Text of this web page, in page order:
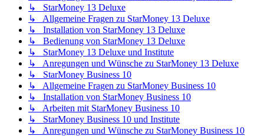
↳ StarMoney 13 Deluxe
↳ Allgemeine Fragen zu StarMoney 13 Deluxe
↳ Installation von StarMoney 13 Deluxe
↳ Bedienung von StarMoney 13 Deluxe
↳ StarMoney 13 Deluxe und Institute
↳ Anregungen und Wünsche zu StarMoney 13 Deluxe
↳ StarMoney Business 10
↳ Allgemeine Fragen zu StarMoney Business 10
↳ Installation von StarMoney Business 10
↳ Arbeiten mit StarMoney Business 10
↳ StarMoney Business 10 und Institute
↳ Anregungen und Wünsche zu StarMoney Business 10